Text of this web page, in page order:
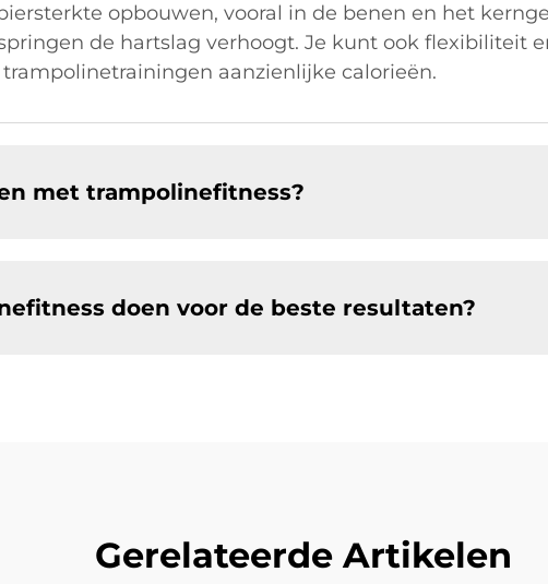
opbouwen, vooral in de benen en het
de hartslag verhoogt. Je kunt ook flexibiliteit
aanzienlijke calorieën.
met trampolinefitness?
doen voor de beste resultaten?
Gerelateerde Artikelen